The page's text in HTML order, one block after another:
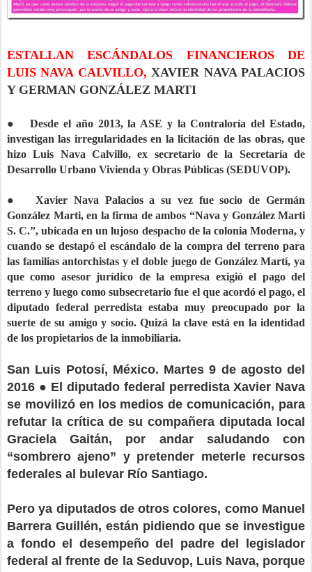
ESTALLAN ESCÁNDALOS FINANCIEROS DE
LUIS NAVA CALVILLO, XAVIER NAVA PALACIOS
Y GERMAN GONZÁLEZ MARTI
● Desde el año 2013, la ASE y la Contraloría del Estado,
investigan las irregularidades en la licitación de las obras, que
hizo Luis Nava Calvillo, ex secretario de la Secretaría de
Desarrollo Urbano Vivienda y Obras Públicas (SEDUVOP).
● Xavier Nava Palacios a su vez fue socio de Germán
González Marti, en la firma de ambos “Nava y González Marti
S. C.”, ubicada en un lujoso despacho de la colonia Moderna, y
cuando se destapó el escándalo de la compra del terreno para
las familias antorchistas y el doble juego de González Martí, ya
que como asesor jurídico de la empresa exigió el pago del
terreno y luego como subsecretario fue el que acordó el pago, el
diputado federal perredista estaba muy preocupado por la
suerte de su amigo y socio. Quizá la clave está en la identidad
de los propietarios de la inmobiliaria.
San Luis Potosí, México. Martes 9 de agosto del
2016 ● El diputado federal perredista Xavier Nava
se movilizó en los medios de comunicación, para
refutar la crítica de su compañera diputada local
Graciela Gaitán, por andar saludando con
“sombrero ajeno” y pretender meterle recursos
federales al bulevar Río Santiago.
Pero ya diputados de otros colores, como Manuel
Barrera Guillén, están pidiendo que se investigue
a fondo el desempeño del padre del legislador
federal al frente de la Seduvop, Luis Nava, porque